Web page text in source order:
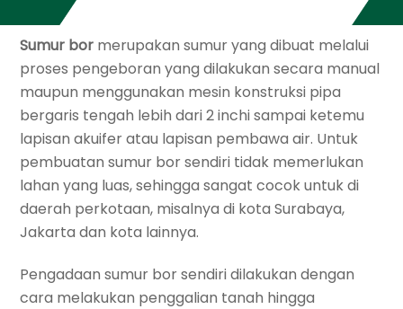
BOR? SIMAK PENJELASAN BERIKUT INI!
Sumur bor merupakan sumur yang dibuat melalui
proses pengeboran yang dilakukan secara manual
maupun menggunakan mesin konstruksi pipa
bergaris tengah lebih dari 2 inchi sampai ketemu
lapisan akuifer atau lapisan pembawa air. Untuk
pembuatan sumur bor sendiri tidak memerlukan
lahan yang luas, sehingga sangat cocok untuk di
daerah perkotaan, misalnya di kota Surabaya,
Jakarta dan kota lainnya.
Pengadaan sumur bor sendiri dilakukan dengan
cara melakukan penggalian tanah hingga